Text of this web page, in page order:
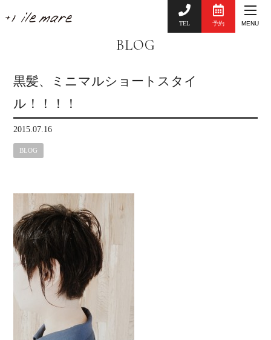
TEL 予約 MENU
BLOG
黒髪、ミニマルショートスタイ
ル！！！！
2015.07.16
BLOG